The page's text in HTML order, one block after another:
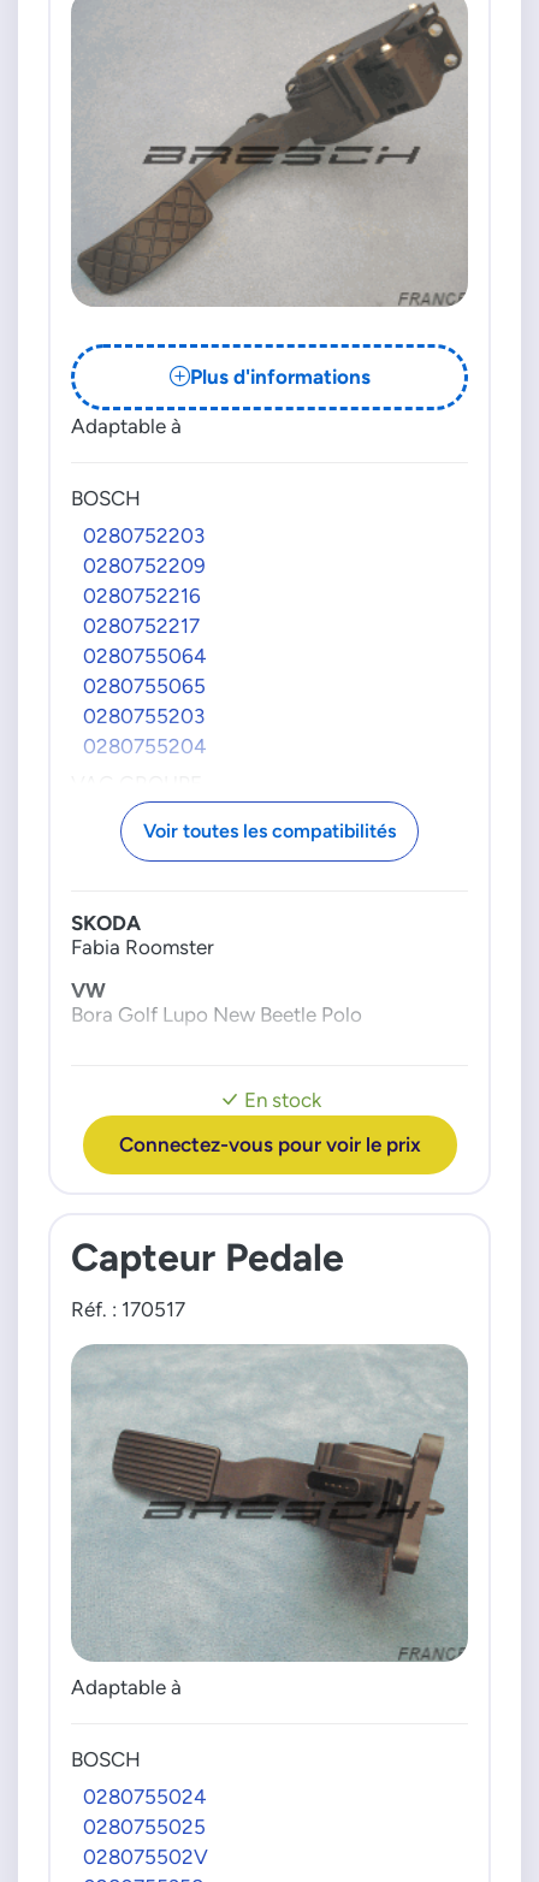
Plus d'informations
Adaptable à
BOSCH
0280752203
0280752209
0280752216
0280752217
0280755064
0280755065
0280755203
0280755204
1J1723503AA
1J1723503AE
1J1723503AL
1J1723503N
1J1723503S
6N1723503G
6N1723503N
6Q1723503J
6Q1723503K
6R1723503A
6R1723503C
Voir toutes les compatibilités
En stock
Connectez-vous pour voir le prix
SKODA
Fabia Roomster
VW
Bora Golf Lupo New Beetle Polo
Capteur Pedale
Réf. : 170517
Adaptable à
BOSCH
0280755024
0280755025
028075502V